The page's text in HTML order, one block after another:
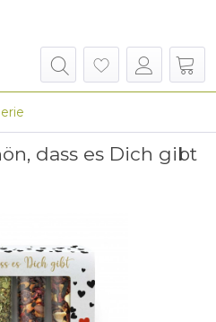
dass es Dich gibt